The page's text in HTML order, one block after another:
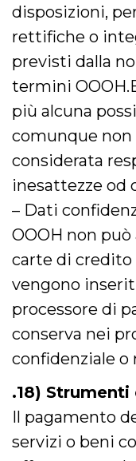
disposizioni,
rettifiche o
previsti dalla
termini
più alcuna
comunque non
considerata
inesattezze od
– Dati
OOOH non
carte di credito
vengono
processore di
conserva nei
confidenziale o
.18)
Il pagamento
servizi o beni